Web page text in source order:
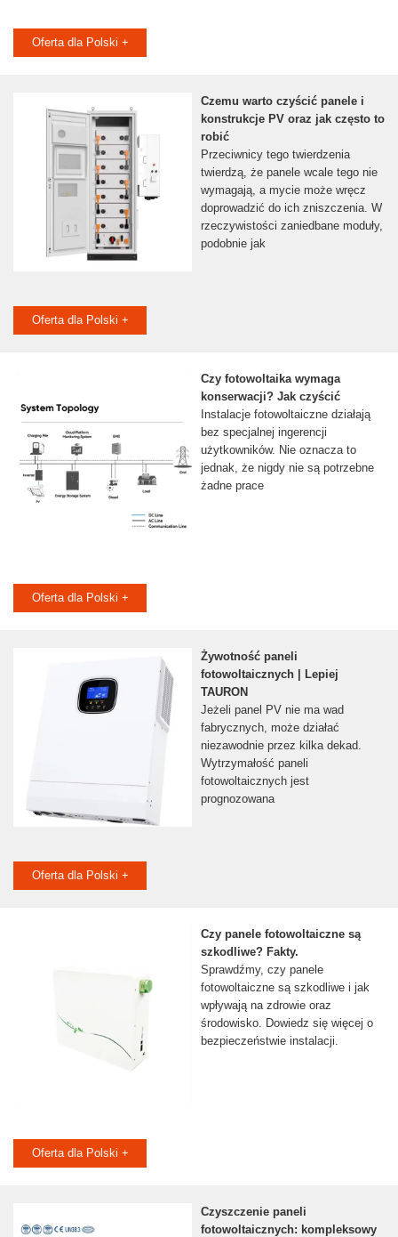
Oferta dla Polski +
Czemu warto czyścić panele i
konstrukcje PV oraz jak często to
robić
Przeciwnicy tego twierdzenia
twierdzą, że panele wcale tego nie
wymagają, a mycie może wręcz
doprowadzić do ich zniszczenia. W
rzeczywistości zaniedbane moduły,
podobnie jak
Oferta dla Polski +
Czy fotowoltaika wymaga
konserwacji? Jak czyścić
Instalacje fotowoltaiczne działają
bez specjalnej ingerencji
użytkowników. Nie oznacza to
jednak, że nigdy nie są potrzebne
żadne prace
Oferta dla Polski +
Żywotność paneli
fotowoltaicznych | Lepiej
TAURON
Jeżeli panel PV nie ma wad
fabrycznych, może działać
niezawodnie przez kilka dekad.
Wytrzymałość paneli
fotowoltaicznych jest
prognozowana
Oferta dla Polski +
Czy panele fotowoltaiczne są
szkodliwe? Fakty.
Sprawdźmy, czy panele
fotowoltaiczne są szkodliwe i jak
wpływają na zdrowie oraz
środowisko. Dowiedz się więcej o
bezpieczeństwie instalacji.
Oferta dla Polski +
Czyszczenie paneli
fotowoltaicznych: kompleksowy